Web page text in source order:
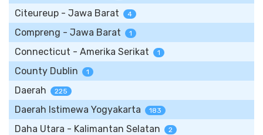
Citeureup - Jawa Barat 4
Compreng - Jawa Barat 1
Connecticut - Amerika Serikat 1
County Dublin 1
Daerah 225
Daerah Istimewa Yogyakarta 183
Daha Utara - Kalimantan Selatan 2